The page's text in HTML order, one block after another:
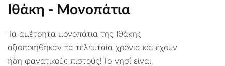
Ιθάκη - Μονοπάτια
Τα αμέτρητα μονοπάτια της Ιθάκης
αξιοποιήθηκαν τα τελευταία χρόνια και έχουν
ήδη φανατικούς πιστούς! Το νησί είναι